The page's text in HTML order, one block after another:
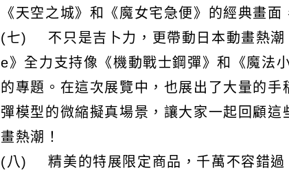
《天空之城》和《魔女宅急便》的經典畫
(七) 不只是吉卜力，更帶動日本動畫熱潮
e》全力支持像《機動戰士鋼彈》和《魔法
的專題。在這次展覽中，也展出了大量的
彈模型的微縮擬真場景，讓大家一起回顧
畫熱潮！
(八) 精美的特展限定商品，千萬不容錯過